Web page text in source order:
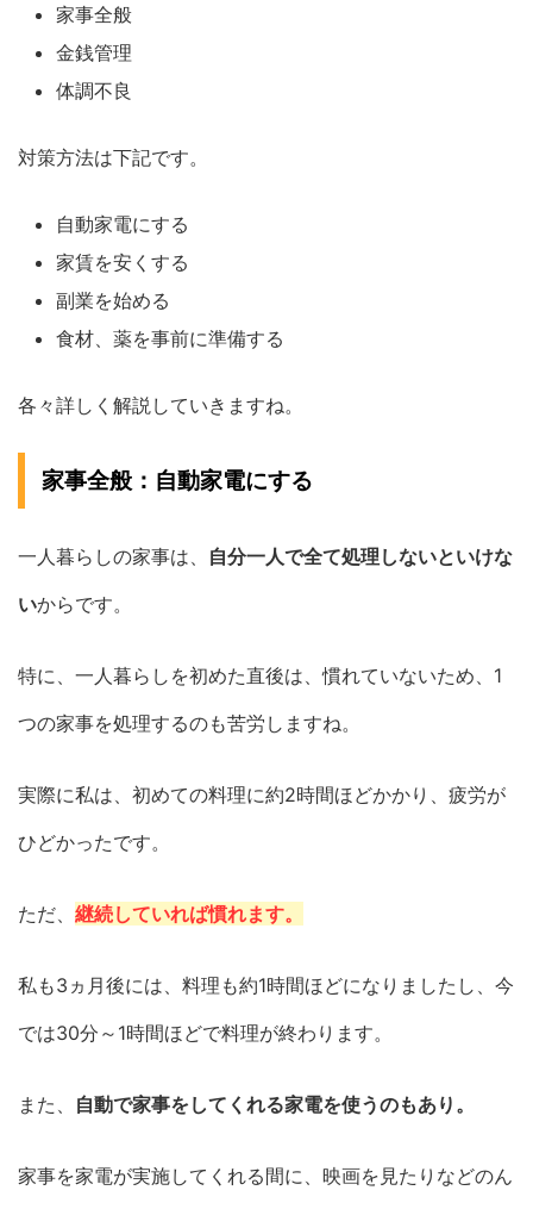
家事全般
金銭管理
体調不良
対策方法は下記です。
自動家電にする
家賃を安くする
副業を始める
食材、薬を事前に準備する
各々詳しく解説していきますね。
家事全般：自動家電にする
一人暮らしの家事は、 自分一人で全て処理しないといけな
いからです。
特に、一人暮らしを初めた直後は、慣れていないため、1
つの家事を処理するのも苦労しますね。
実際に私は、初めての料理に約2時間ほどかかり、疲労が
ひどかったです。
ただ、 継続していれば慣れます。
私も3ヵ月後には、料理も約1時間ほどになりましたし、今
では30分～1時間ほどで料理が終わります。
また、 自動で家事をしてくれる家電を使うのもあり。
家事を家電が実施してくれる間に、映画を見たりなどのん